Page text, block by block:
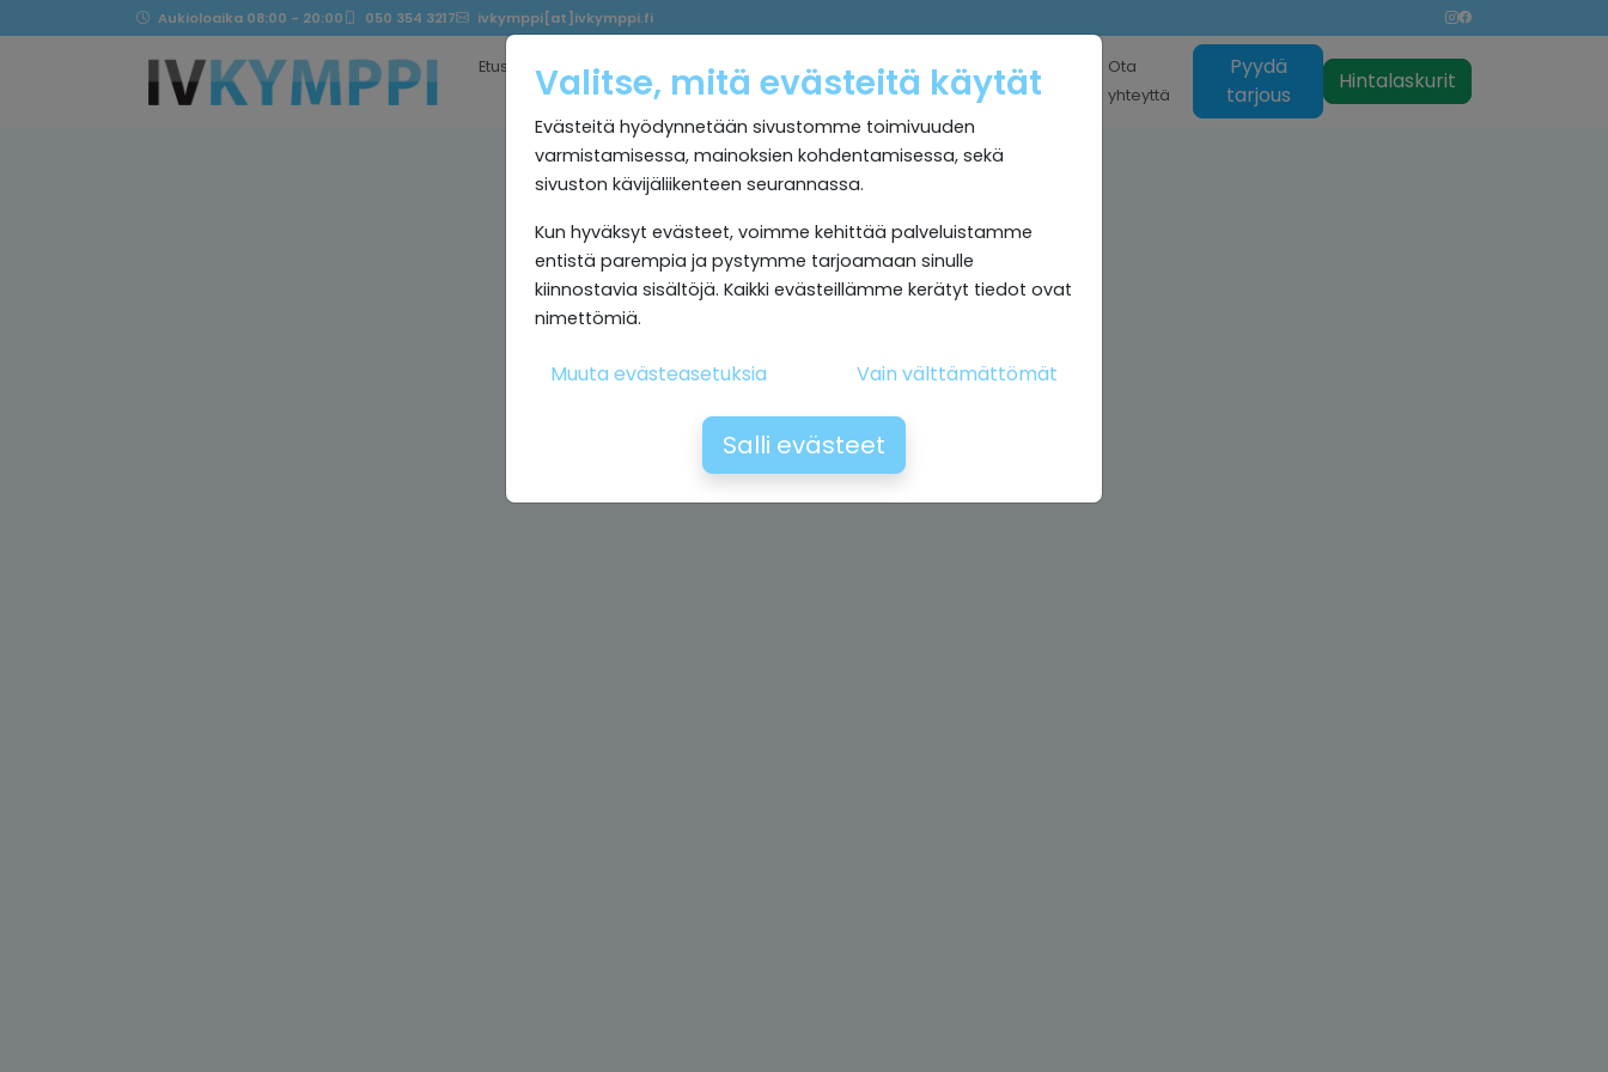
Aukioloaika 08:00 - 20:00 050 354 3217 ivkymppi[at]ivkymppi.fi
Etusivu Palvelumme
Ultrapuhdas
sisäilma
Kymppi
Kokemuksia Rekrytointi
Ota
yhteyttä
Pyydä
tarjous
Hintalaskurit
Valitse, mitä evästeitä käytät
Evästeitä hyödynnetään sivustomme toimivuuden
varmistamisessa, mainoksien kohdentamisessa, sekä
sivuston kävijäliikenteen seurannassa.
Kun hyväksyt evästeet, voimme kehittää palveluistamme
entistä parempia ja pystymme tarjoamaan sinulle
kiinnostavia sisältöjä. Kaikki evästeillämme kerätyt tiedot ovat
nimettömiä.
Muuta evästeasetuksia Vain välttämättömät
Salli evästeet